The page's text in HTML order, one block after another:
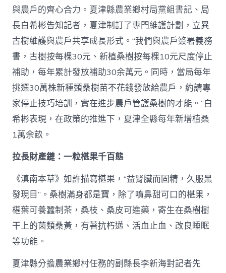
與農戶的齊心合力。夏津縣農業鄉村局黨組書記、局
長白希彬告知記者，夏津制訂了專門維護計劃，立異
古樹維護與農戶共享成長形式。“我們與農戶簽署義務
書，古樹按每棵30元、新植桑樹按每棵10元尺度停止
補助，每年累計發放補助30余萬元。同時，當局每年
挑選30萬株新種類桑樹苗不花錢發放給農戶，約請專
家停止技巧培訓，實在進步農戶管護桑樹的才能。”白
希彬表現，在政策的推進下，夏津全縣每年新增植桑
1萬余畝。
拉長財產鏈：一粒椹果千百態
《滇南本草》如許描寫椹果，“益腎臟而固精，久服黑
發現目”。桑樹滿身都是寶，除了噴鼻甜可口的椹果，
椹葉可養蠶制茶，桑枝、桑皮可進藥，寄生在桑樹樹
干上的菌類桑黃，有著抗朽邁、活血止血、改良睡眠
等功能。
夏津縣分擔農業鄉村任務的副縣長李新海對記者先